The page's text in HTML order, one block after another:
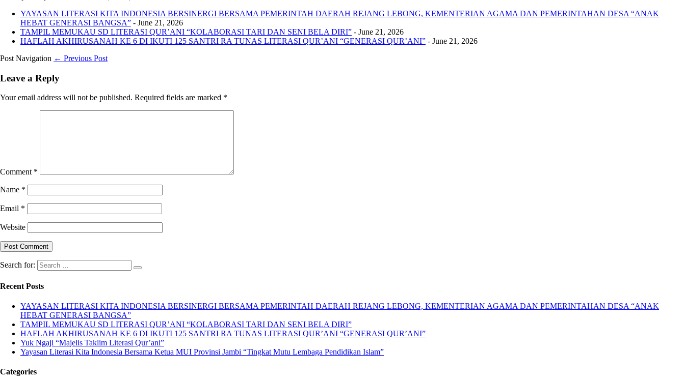
YAYASAN LITERASI KITA INDONESIA BERSINERGI BERSAMA PEMERINTAH DAERAH REJANG LEBONG, KEMENTERIAN AGAMA DAN PEMERINTAHAN DESA “ANAK
HEBAT GENERASI BANGSA” - June 21, 2026
TAMPIL MEMUKAU SD LITERASI QUR’ANI “KOLABORASI TARI DAN SENI BELA DIRI” - June 21, 2026
HAFLAH AKHIRUSANAH KE 6 DI IKUTI 125 SANTRI RA TUNAS LITERASI QUR’ANI “GENERASI QUR’ANI” - June 21, 2026
Post Navigation ← Previous Post
Leave a Reply
Your email address will not be published. Required fields are marked *
Comment *
Name *
Email *
Website
Search for:
Recent Posts
YAYASAN LITERASI KITA INDONESIA BERSINERGI BERSAMA PEMERINTAH DAERAH REJANG LEBONG, KEMENTERIAN AGAMA DAN PEMERINTAHAN DESA “ANAK
HEBAT GENERASI BANGSA”
TAMPIL MEMUKAU SD LITERASI QUR’ANI “KOLABORASI TARI DAN SENI BELA DIRI”
HAFLAH AKHIRUSANAH KE 6 DI IKUTI 125 SANTRI RA TUNAS LITERASI QUR’ANI “GENERASI QUR’ANI”
Yuk Ngaji “Majelis Taklim Literasi Qur’ani”
Yayasan Literasi Kita Indonesia Bersama Ketua MUI Provinsi Jambi “Tingkat Mutu Lembaga Pendidikan Islam”
Categories